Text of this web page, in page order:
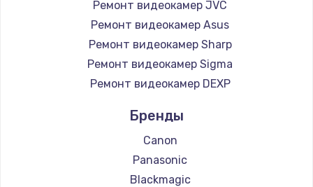
Заказать
Замена SSD
от 990 руб.
Заказать
Установка драйверов
от 725 руб.
Заказать
Ремонт видеокамер JVC
Ремонт видеокамер Asus
Ремонт видеокамер Sharp
Ремонт видеокамер Sigma
Ремонт видеокамер DEXP
Бренды
Canon
Panasonic
Blackmagic